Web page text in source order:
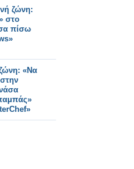
ζώνη:
στο
πίσω
«Να